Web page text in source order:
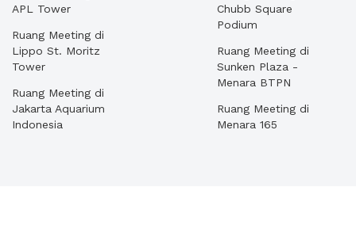
APL Tower
Ruang Meeting di
Lippo St. Moritz
Tower
Ruang Meeting di
Jakarta Aquarium
Indonesia
Chubb Square
Podium
Ruang Meeting di
Sunken Plaza -
Menara BTPN
Ruang Meeting di
Menara 165